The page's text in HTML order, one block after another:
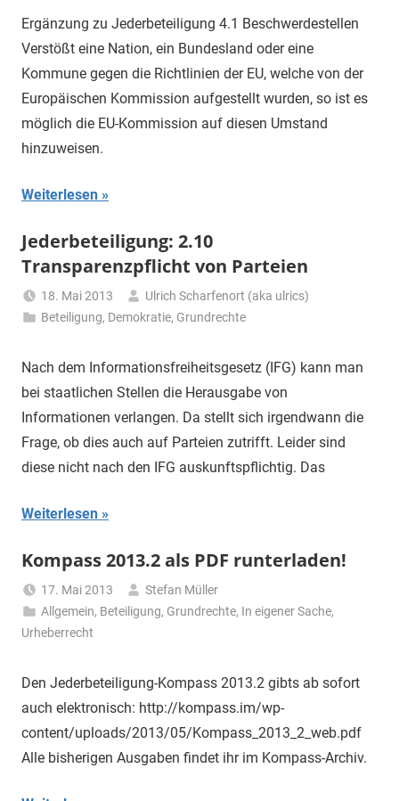
Ergänzung zu Jederbeteiligung 4.1 Beschwerdestellen
Verstößt eine Nation, ein Bundesland oder eine
Kommune gegen die Richtlinien der EU, welche von der
Europäischen Kommission aufgestellt wurden, so ist es
möglich die EU-Kommission auf diesen Umstand
hinzuweisen.
Weiterlesen
Jederbeteiligung: 2.10
Transparenzpflicht von Parteien
18. Mai 2013
Ulrich Scharfenort (aka ulrics)
Beteiligung, Demokratie, Grundrechte
Nach dem Informationsfreiheitsgesetz (IFG) kann man
bei staatlichen Stellen die Herausgabe von
Informationen verlangen. Da stellt sich irgendwann die
Frage, ob dies auch auf Parteien zutrifft. Leider sind
diese nicht nach den IFG auskunftspflichtig. Das
Weiterlesen
Kompass 2013.2 als PDF runterladen!
17. Mai 2013
Stefan Müller
Allgemein, Beteiligung, Grundrechte, In eigener Sache,
Urheberrecht
Den Jederbeteiligung-Kompass 2013.2 gibts ab sofort
auch elektronisch: http://kompass.im/wp-
content/uploads/2013/05/Kompass_2013_2_web.pdf
Alle bisherigen Ausgaben findet ihr im Kompass-Archiv.